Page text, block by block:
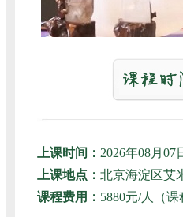
上课时间： 2026年08月
上课地点： 北京海淀区艾
课程费用： 5880元/人（